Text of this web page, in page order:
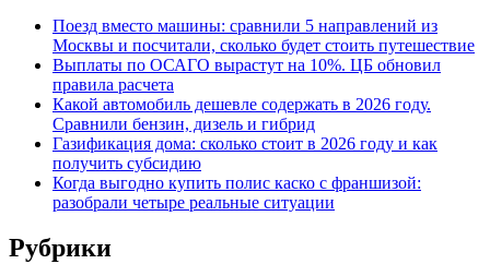
Поезд вместо машины: сравнили 5 направлений из
Москвы и посчитали, сколько будет стоить путешествие
Выплаты по ОСАГО вырастут на 10%. ЦБ обновил
правила расчета
Какой автомобиль дешевле содержать в 2026 году.
Сравнили бензин, дизель и гибрид
Газификация дома: сколько стоит в 2026 году и как
получить субсидию
Когда выгодно купить полис каско с франшизой:
разобрали четыре реальные ситуации
Рубрики